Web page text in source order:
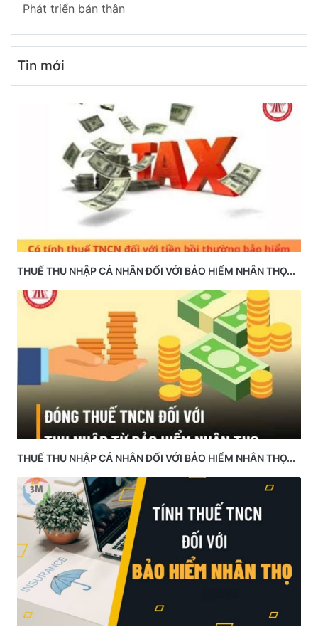
Phát triển bản thân
Tin mới
THUẾ THU NHẬP CÁ NHÂN ĐỐI VỚI BẢO HIỂM NHÂN THỌ...
THUẾ THU NHẬP CÁ NHÂN ĐỐI VỚI BẢO HIỂM NHÂN THỌ...